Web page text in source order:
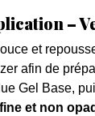
–
et
afin de
Gel Base,
et non